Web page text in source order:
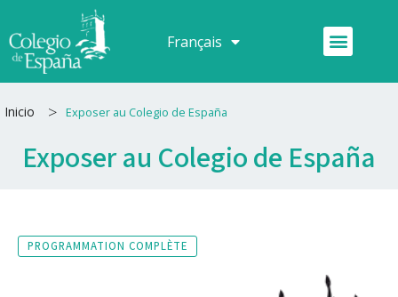
au
contenu
Français
Español Menu
Inicio > Exposer au Colegio de España
Exposer au Colegio de España
PROGRAMMATION COMPLÈTE